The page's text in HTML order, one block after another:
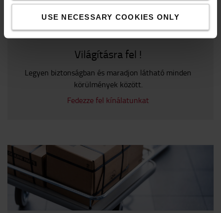
USE NECESSARY COOKIES ONLY
Világításra fel !
Legyen biztonságban és maradjon látható minden
körülmények között.
Fedezze fel kínálatunkat